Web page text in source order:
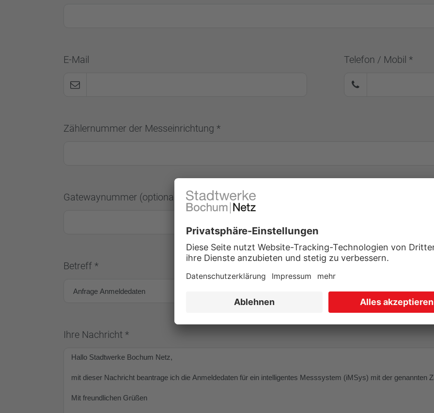
E-Mail Telefon / Mobil *
Zählernummer der Messeinrichtung *
Gatewaynummer (optional)
Betreff *
Ihre Nachricht *